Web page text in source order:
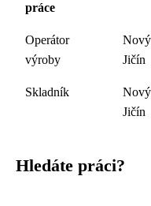
práce
Operátor
výroby
Nový
Jičín
Skladník
Nový
Jičín
Hledáte práci?